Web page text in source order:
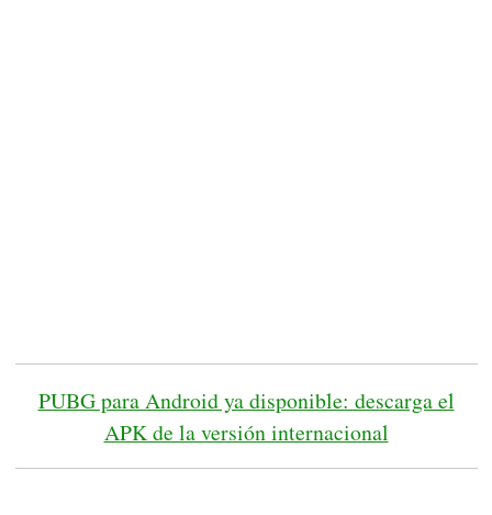
PUBG para Android ya disponible: descarga el
APK de la versión internacional